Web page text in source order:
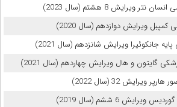
ویرایش 8 هشتم (سال 2023)
ویرایش دوازدهم (سال 2020)
جانکوئیرا ویرایش شانزدهم (سال 2021)
گایتون و هال ویرایش چهاردهم (سال 2021)
ویرایش 32 (سال 2022)
6 ششم (سال 2019)